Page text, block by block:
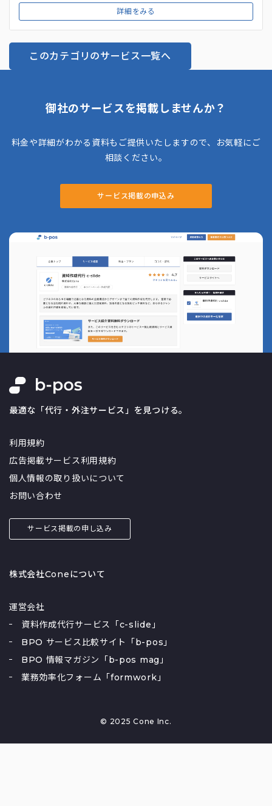
詳細をみる
ならではお得なオリジナル商品を置くことができ、設置型は最
低2.5坪より可能です。 誰でもいつでもゲートを通って入店
し、支払いをするだけで買い物が完了する事前登録不要なサー
ビスのため利用者も気軽に活用できます。
このカテゴリのサービス一覧へ
御社のサービスを掲載しませんか？
料金や詳細がわかる資料もご提供いたしますので、お気軽にご
相談ください。
サービス掲載の申込み
最適な「代行・外注サービス」を見つける。
利用規約
広告掲載サービス利用規約
個人情報の取り扱いについて
お問い合わせ
サービス掲載の申し込み
株式会社Coneについて
運営会社
資料作成代行サービス「c-slide」
BPO サービス比較サイト「b-pos」
BPO 情報マガジン「b-pos mag」
業務効率化フォーム「formwork」
© 2025 Cone Inc.